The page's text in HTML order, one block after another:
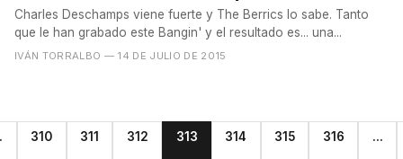
Charles Deschamps viene fuerte y The Berrics lo sabe. Tanto
que le han grabado este Bangin' y el resultado es... una...
IVÁN TORRALBO — 14 DE JULIO DE 2015
310 311 312 313 314 315 316 ...